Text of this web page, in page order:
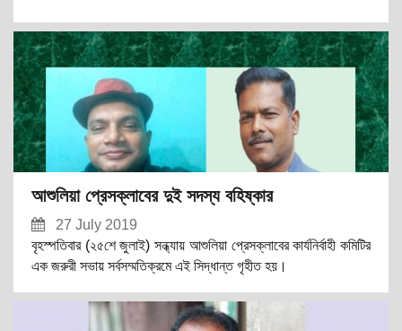
আশুলিয়া প্রেসক্লাবের দুই সদস্য বহিষ্কার
27 July 2019
বৃহস্পতিবার (২৫শে জুলাই) সন্ধ্যায় আশুলিয়া প্রেসক্লাবের কার্যনির্বাহী কমিটির
এক জরুরী সভায় সর্বসম্মতিক্রমে এই সিদ্ধান্ত গৃহীত হয়।